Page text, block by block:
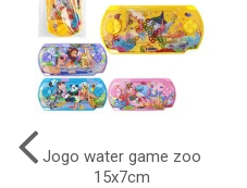
Jogo water game zoo
15x7cm